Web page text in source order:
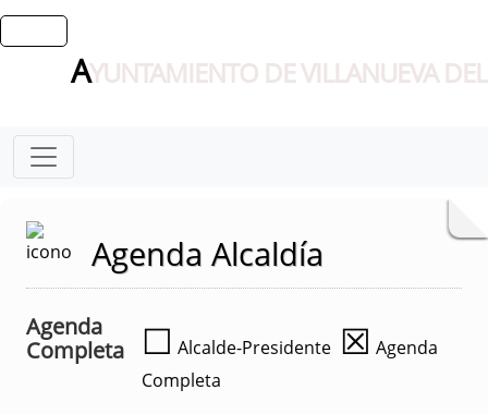
AYUNTAMIENTO DE VILLANUEVA
Agenda Alcaldía
Agenda
Completa
☐ Alcalde-Presidente ☒ Agenda
Completa